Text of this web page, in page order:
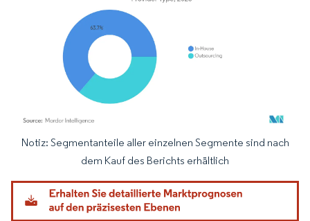
Bild © Mordor Intelligence. Wiederverwendung erfordert Namensnennung
Notiz: Segmentanteile aller einzelnen Segmente sind nach
dem Kauf des Berichts erhältlich